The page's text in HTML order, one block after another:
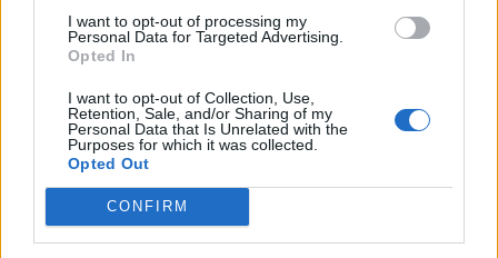
I want to opt-out of processing my
Personal Data for Targeted Advertising.
Opted In
I want to opt-out of Collection, Use,
Retention, Sale, and/or Sharing of my
Personal Data that Is Unrelated with the
Purposes for which it was collected.
Opted Out
CONFIRM
Il Monte Alma rinforza l'attacco con Palmas
e Bonivardi, nel Macomer l'estro di Di Angelo
La COS approda a Barisardo tra conferme,
nuovi volti e mister Loi a fare da filo
conduttore
L'Accademia Sulcitana prende il mediano
Puddu, allo Jerzu l'attaccante Bebo Atzori